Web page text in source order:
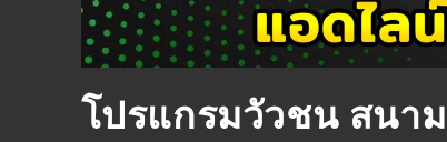
โปรแกรมวัวชน สนา